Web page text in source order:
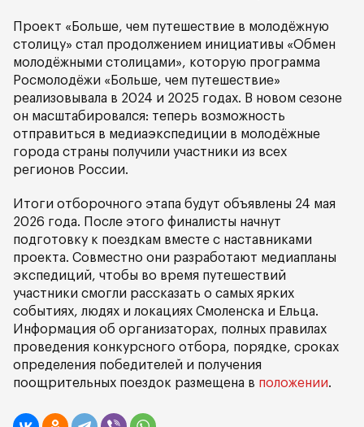
Проект «Больше, чем путешествие в молодёжную
столицу» стал продолжением инициативы «Обмен
молодёжными столицами», которую программа
Росмолодёжи «Больше, чем путешествие»
реализовывала в 2024 и 2025 годах. В новом сезоне
он масштабировался: теперь возможность
отправиться в медиаэкспедиции в молодёжные
города страны получили участники из всех
регионов России.
Итоги отборочного этапа будут объявлены 24 мая
2026 года. После этого финалисты начнут
подготовку к поездкам вместе с наставниками
проекта. Совместно они разработают медиапланы
экспедиций, чтобы во время путешествий
участники смогли рассказать о самых ярких
событиях, людях и локациях Смоленска и Ельца.
Информация об организаторах, полных правилах
проведения конкурсного отбора, порядке, сроках
определения победителей и получения
поощрительных поездок размещена в положении.